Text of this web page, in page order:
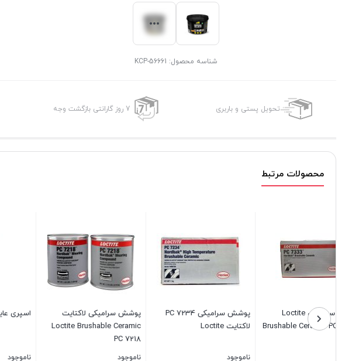
شناسه محصول: KCP-56661
تحویل پستی و باربری 7 روز گارانتی بازگشت وجه
محصولات مرتبط
پوشش سرامیکی لاکتایت
Loctite Brushable Ceramic
اسپری عایق بندی ویکن
پوشش عایق سوخت اسکاچ ولد
(SCOTCH-WELD EC776)